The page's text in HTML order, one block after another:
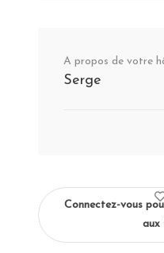
A propos de votre
Serge
Connectez-vous
aux